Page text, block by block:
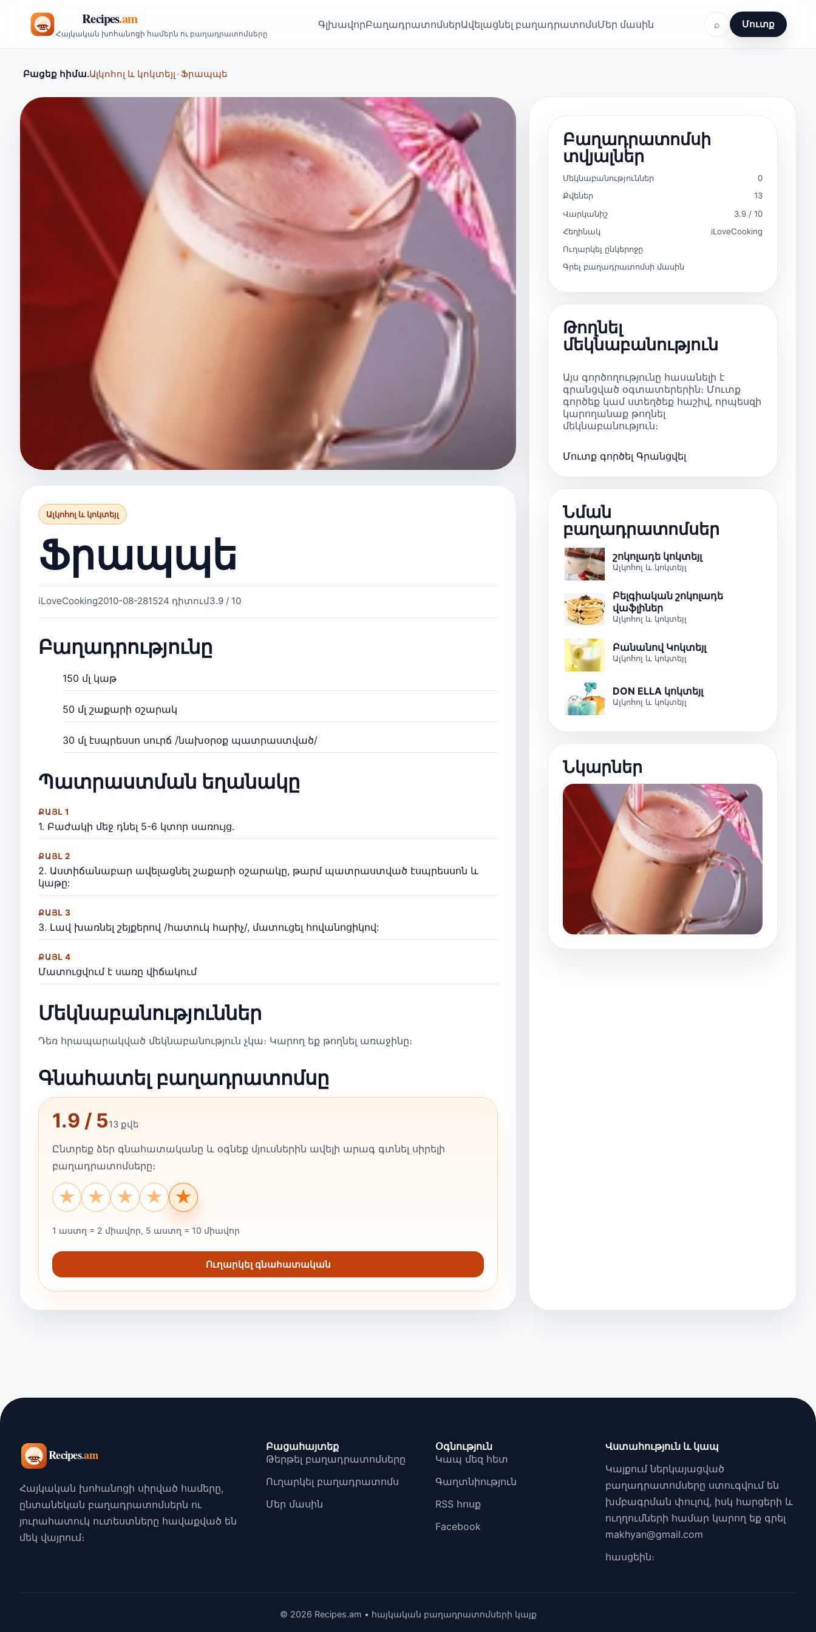
Հայկական խոհանոցի համերն ու բաղադրատոմսերը
ԳլխավորԲաղադրատոմսերԱվելացնել բաղադրատոմսՄեր մասին ⌕ Մուտք
Բացեք հիմա.Ալկոհոլ և կոկտեյլ•Ֆրապպե
Ալկոհոլ և կոկտեյլ
Ֆրապպե
iLoveCooking2010-08-281524 դիտում3.9 / 10
Բաղադրությունը
150 մլ կաթ
50 մլ շաքարի օշարակ
30 մլ էսպրեսսո սուրճ /նախօրօք պատրաստված/
Պատրաստման եղանակը
ՔԱՅԼ 1
1. Բաժակի մեջ դնել 5-6 կտոր սառույց.
ՔԱՅԼ 2
2. Աստիճանաբար ավելացնել շաքարի օշարակը, թարմ պատրաստված էսպրեսսոն և
կաթը:
ՔԱՅԼ 3
3. Լավ խառնել շեյքերով /հատուկ հարիչ/, մատուցել հովանոցիկով:
ՔԱՅԼ 4
Մատուցվում է սառը վիճակում
Մեկնաբանություններ
Դեռ հրապարակված մեկնաբանություն չկա։ Կարող եք թողնել առաջինը։
Գնահատել բաղադրատոմսը
1.9 / 513 քվե
Ընտրեք ձեր գնահատականը և օգնեք մյուսներին ավելի արագ գտնել սիրելի
բաղադրատոմսերը։
★
★
★
★
★
1 աստղ = 2 միավոր, 5 աստղ = 10 միավոր
Ուղարկել գնահատական
Բաղադրատոմսի
տվյալներ
Մեկնաբանություններ
0
Քվեներ
13
Վարկանիշ
3.9 / 10
Հեղինակ
iLoveCooking
Ուղարկել ընկերոջը
Գրել բաղադրատոմսի մասին
Թողնել
մեկնաբանություն
Այս գործողությունը հասանելի է
գրանցված օգտատերերին։ Մուտք
գործեք կամ ստեղծեք հաշիվ, որպեսզի
կարողանաք թողնել
մեկնաբանություն։
Մուտք գործել Գրանցվել
Նման
բաղադրատոմսեր
շոկոլադե կոկտեյլ
Ալկոհոլ և կոկտեյլ
Բելգիական շոկոլադե
վաֆլիներ
Ալկոհոլ և կոկտեյլ
Բանանով Կոկտեյլ
Ալկոհոլ և կոկտեյլ
DON ELLA կոկտեյլ
Ալկոհոլ և կոկտեյլ
Նկարներ
Հայկական խոհանոցի սիրված համերը,
ընտանեկան բաղադրատոմսերն ու
յուրահատուկ ուտեստները հավաքված են
մեկ վայրում։
Բացահայտեք
Թերթել բաղադրատոմսերը
Ուղարկել բաղադրատոմս
Մեր մասին
Օգնություն
Կապ մեզ հետ
Գաղտնիություն
RSS հոսք
Facebook
Վստահություն և կապ
Կայքում ներկայացված
բաղադրատոմսերը ստուգվում են
խմբագրման փուլով, իսկ հարցերի և
ուղղումների համար կարող եք գրել
makhyan@gmail.com
հասցեին։
© 2026 Recipes.am • հայկական բաղադրատոմսերի կայք